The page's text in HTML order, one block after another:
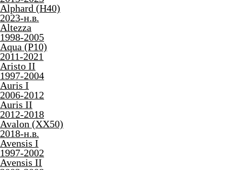
Alphard (H40)
2023-н.в.
Altezza
1998-2005
Aqua (P10)
2011-2021
Aristo II
1997-2004
Auris I
2006-2012
Auris II
2012-2018
Avalon (XX50)
2018-н.в.
Avensis I
1997-2002
Avensis II